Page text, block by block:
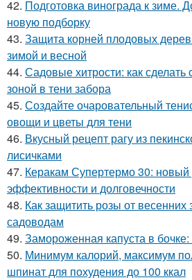
42. Подготовка винограда к зиме.
новую подборку
43. Защита корней плодовых
зимой и весной
44. Садовые хитрости: как
зоной в тени забора
45. Создайте очаровательный
овощи и цветы для тени
46. Вкусный рецепт рагу из
лисичками
47. Керакам Супертермо 30: новый
эффективности и долговечности
48. Как защитить розы от весенних
садоводам
49. Замороженная капуста в
50. Минимум калорий, максимум
шпинат для похудения до 100 ккал